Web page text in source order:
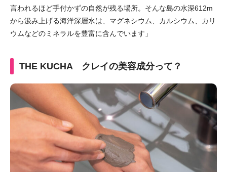
言われるほど手付かずの自然が残る場所。 そんな島の水深612m
から汲み上げる海洋深層水は、マグネシウム、カルシウム、カリ
ウムなどのミネラルを豊富に含んでいます」
THE KUCHA クレイの美容成分って？